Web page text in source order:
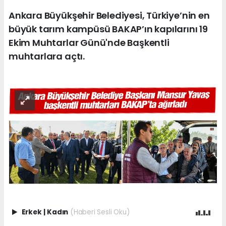
Ankara Büyükşehir Belediyesi, Türkiye’nin en
büyük tarım kampüsü BAKAP’ın kapılarını 19
Ekim Muhtarlar Günü'nde Başkentli
muhtarlara açtı.
Erkek | Kadın (Haberi Sesli Oku)